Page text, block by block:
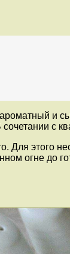
и
сочетании
Для
огне до